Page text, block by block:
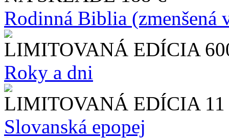
Rodinná Biblia (zmenšená
LIMITOVANÁ EDÍCIA
Roky a dni
LIMITOVANÁ EDÍCIA
Slo​vanská epopej